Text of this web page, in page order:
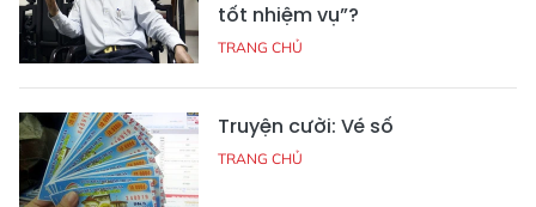
tốt nhiệm vụ”?
TRANG CHỦ
Truyện cười: Vé số
TRANG CHỦ